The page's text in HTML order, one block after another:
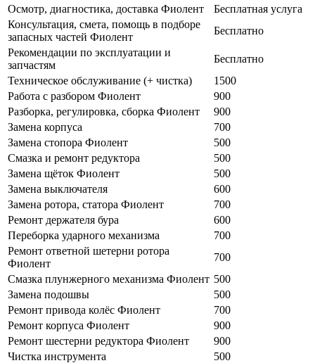
Осмотр, диагностика, доставка Фиолент
Бесплатная услуга
Консультация, смета, помощь в подборе
запасных частей Фиолент
Бесплатно
Рекомендации по эксплуатации и
запчастям
Бесплатно
Техническое обслуживание (+ чистка)
1500
Работа с разбором Фиолент
900
Разборка, регулировка, сборка Фиолент
900
Замена корпуса
700
Замена стопора Фиолент
500
Смазка и ремонт редуктора
500
Замена щёток Фиолент
500
Замена выключателя
600
Замена ротора, статора Фиолент
700
Ремонт держателя бура
600
Переборка ударного механизма
700
Ремонт ответной шетерни ротора
Фиолент
700
Смазка плунжерного механизма Фиолент 500
Замена подошвы
500
Ремонт привода колёс Фиолент
700
Ремонт корпуса Фиолент
900
Ремонт шестерни редуктора Фиолент
900
Чистка инструмента
500